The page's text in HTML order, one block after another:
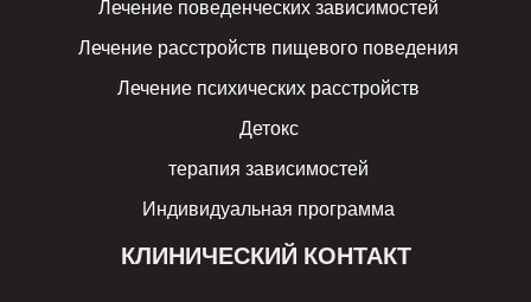
Лечение поведенческих зависимостей
Лечение расстройств пищевого поведения
Лечение психических расстройств
Детокс
терапия зависимостей
Индивидуальная программа
КЛИНИЧЕСКИЙ КОНТАКТ